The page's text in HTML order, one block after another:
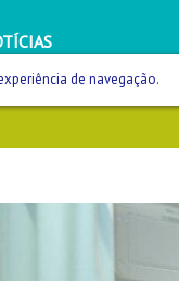
de navegação.